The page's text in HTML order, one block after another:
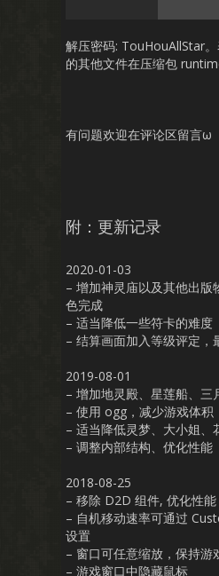
解压密码: TouHouAllStar
的其他文件在压缩包
有问题欢迎在评论区留言ω
附：更新记录
2020-01-03
– 增加神灵庙以及其他出版
色完成
– 适当降低一些符卡的难度
– 结算画面加入等级评定，
2019-08-01
– 增加地灵殿、星莲船、三
– 使用 ogg，减少游戏体积
– 适当降低灵梦、大小姐、
– 调整内部结构、优化性能
2018-08-25
– 移除 D2D 组件, 优化性能
– 自机移动速率可通过
设置
– 窗口可任意缩放，保持游
– 游戏窗口中隐藏鼠标